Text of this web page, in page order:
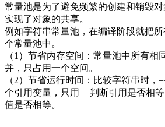
常量池是为了避免频繁的创建和销毁
实现了对象的共享。
例如字符串常量池，在编译阶段就把
个常量池中。
（1）节省内存空间：常量池中所有相
并，只占用一个空间。
（2）节省运行时间：比较字符串时，
个引用变量，只用==判断引用是否相
值是否相等。